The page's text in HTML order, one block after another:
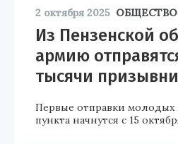
2 октября 2025 ОБЩЕСТВО
Из Пензенской
армию
тысячи
Первые отправки молодых
пункта начнутся с 15